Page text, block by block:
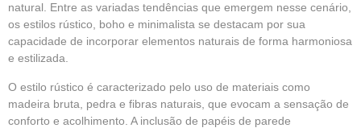
natural. Entre as variadas tendências que emergem nesse cenário,
os estilos rústico, boho e minimalista se destacam por sua
capacidade de incorporar elementos naturais de forma harmoniosa
e estilizada.
O estilo rústico é caracterizado pelo uso de materiais como
madeira bruta, pedra e fibras naturais, que evocam a sensação de
conforto e acolhimento. A inclusão de papéis de parede